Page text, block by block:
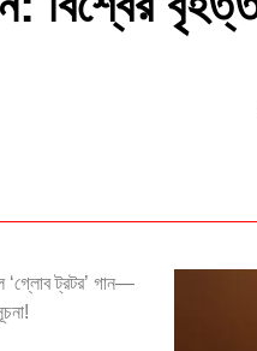
‘গ্লোব ট্রটর’ গান—